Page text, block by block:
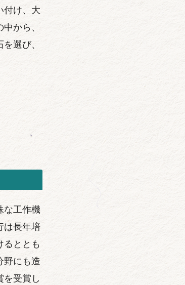
付け、大
から、
選び、
な工作機
は長年培
るととも
野にも造
受賞し